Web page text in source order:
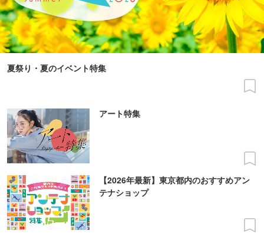
夏祭り・夏のイベント特集
アート特集
【2026年最新】東京都内のおすすめアン
テナショップ